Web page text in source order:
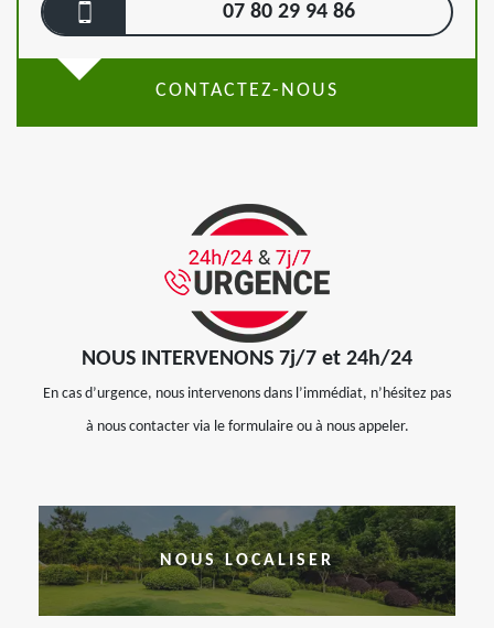
07 80 29 94 86
CONTACTEZ-NOUS
NOUS INTERVENONS 7j/7 et 24h/24
En cas d’urgence, nous intervenons dans l’immédiat, n’hésitez pas
à nous contacter via le formulaire ou à nous appeler.
NOUS LOCALISER